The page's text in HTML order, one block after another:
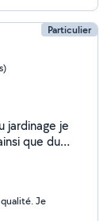
Particulier
jardinage je
que du
Je